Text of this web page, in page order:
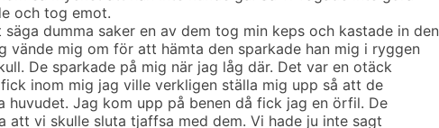
och tog emot.
dumma saker en av dem tog min keps och kastade in den
vände mig om för att hämta den sparkade han mig i ryggen
De sparkade på mig när jag låg där. Det var en otäck
inom mig jag ville verkligen ställa mig upp så att de
huvudet. Jag kom upp på benen då fick jag en örfil. De
att vi skulle sluta tjaffsa med dem. Vi hade ju inte sagt